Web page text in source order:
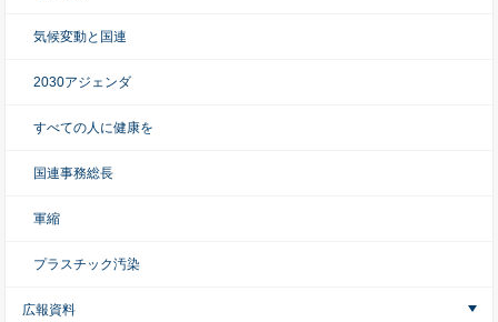
気候変動と国連
2030アジェンダ
すべての人に健康を
国連事務総長
軍縮
プラスチック汚染
広報資料